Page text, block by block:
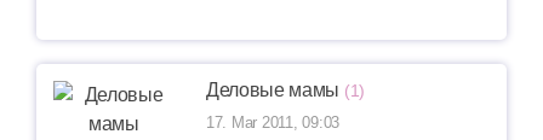
Деловые мамы (1)
17. Mar 2011, 09:03